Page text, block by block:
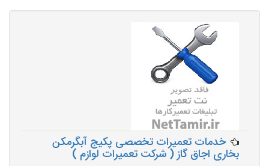
خدمات تعمیرات تخصصی پکیج آبگرمکن
بخاری اجاق گاز ( شرکت تعمیرات لوازم )